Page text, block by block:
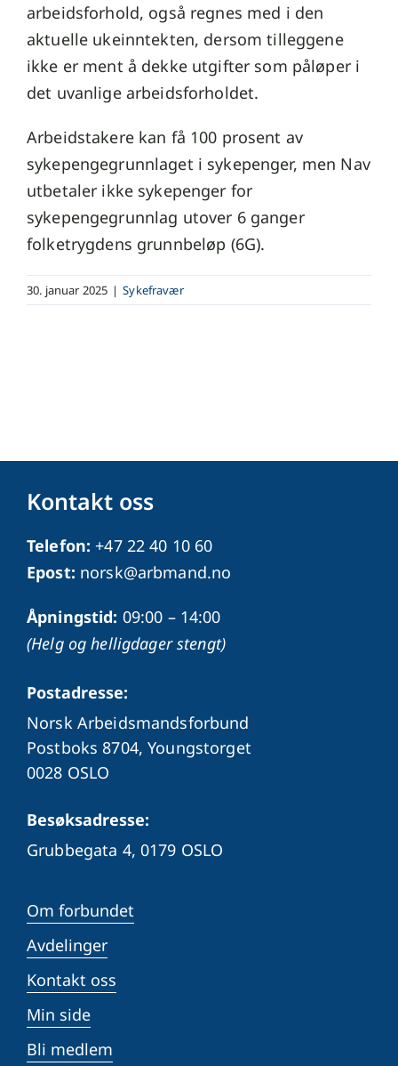
arbeidsforhold, også regnes med i den
aktuelle ukeinntekten, dersom tilleggene
ikke er ment å dekke utgifter som påløper i
det uvanlige arbeidsforholdet.
Arbeidstakere kan få 100 prosent av
sykepengegrunnlaget i sykepenger, men Nav
utbetaler ikke sykepenger for
sykepengegrunnlag utover 6 ganger
folketrygdens grunnbeløp (6G).
30. januar 2025 | Sykefravær
Kontakt oss
Telefon: +47 22 40 10 60
Epost: norsk@arbmand.no
Åpningstid: 09:00 – 14:00
(Helg og helligdager stengt)
Postadresse:
Norsk Arbeidsmandsforbund
Postboks 8704, Youngstorget
0028 OSLO
Besøksadresse:
Grubbegata 4,0179 OSLO
Om forbundet
Avdelinger
Kontakt oss
Min side
Bli medlem